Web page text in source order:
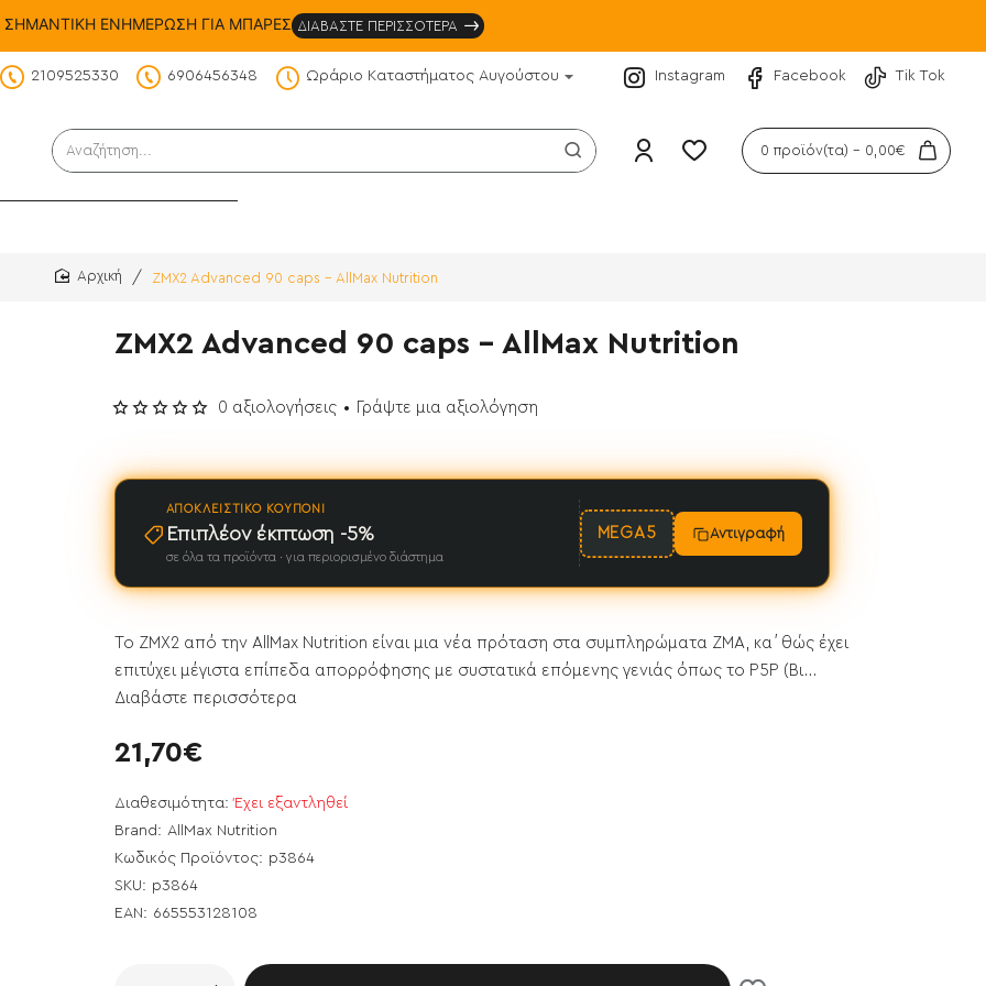
ΣΗΜΑΝΤΙΚΗ ΕΝΗΜΕΡΩΣΗ ΓΙΑ ΜΠΑΡΕΣ ΔΙΑΒΑΣΤΕ ΠΕΡΙΣΣΟΤΕΡΑ
2109525330 6906456348 Ωράριο Καταστήματος Αυγούστου Instagram Facebook Tik Tok
Αναζήτηση... 0 προϊόν(τα) - 0,00€
ZMX2 Advanced 90 caps - AllMax Nutrition
ZMX2 Advanced 90 caps - AllMax Nutrition
ΑΠΟΚΛΕΙΣΤΙΚΌ ΚΟΥΠΌΝΙ
Επιπλέον έκπτωση -5%
σε όλα τα προϊόντα · για περιορισμένο διάστημα
MEGA5 Αντιγραφή
Το ZMX2 από την AllMax Nutrition είναι μια νέα πρόταση στα συμπληρώματα ZMA, κα΄θώς έχει
επιτύχει μέγιστα επίπεδα απορρόφησης με συστατικά επόμενης γενιάς όπως το P5P (Βι...
Διαβάστε περισσότερα
Διαθεσιμότητα: Έχει εξαντληθεί
Brand: AllMax Nutrition
Κωδικός Προϊόντος: p3864
SKU: p3864
EAN: 665553128108
0 αξιολογήσεις • Γράψτε μια αξιολόγηση
21,70€